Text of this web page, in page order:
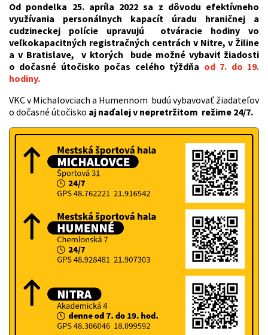
Od pondelka 25. apríla 2022 sa z dôvodu efektívneho
využívania personálnych kapacít úradu hraničnej a
cudzineckej polície upravujú otváracie hodiny vo
veľkokapacitných registračných centrách v Nitre, v Žiline
a v Bratislave, v ktorých bude možné vybaviť žiadosti
o dočasné útočisko počas celého týždňa od 7. do 19.
hodiny.
VKC v Michalovciach a Humennom budú vybavovať žiadateľov
o dočasné útočisko aj naďalej v nepretržitom režime 24/7.